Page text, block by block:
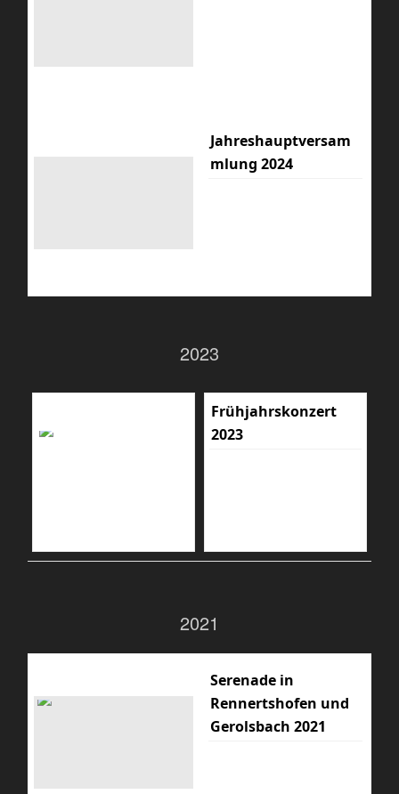
Jahreshauptversam
mlung 2024
2023
Frühjahrskonzert
2023
2021
Serenade in
Rennertshofen und
Gerolsbach 2021